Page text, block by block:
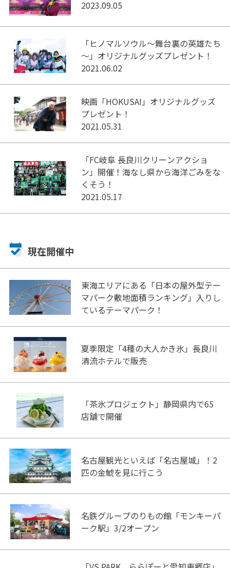
2023.09.05
「ヒノマルソウル～舞台裏の英雄たち
～」オリジナルグッズプレゼント！
2021.06.02
映画「HOKUSAI」オリジナルグッズ
プレゼント！
2021.05.31
「FC岐阜 長良川クリーンアクショ
ン」開催！海なし県から海洋ごみをな
くそう！
2021.05.17
現在開催中
東海エリアにある「日本の屋外型テー
マパーク敷地面積ランキング」入りし
ているテーマパーク！
夏季限定「4種の大人かき氷」長良川
清流ホテルで販売
「茶氷プロジェクト」静岡県内で65
店舗で開催
名古屋観光といえば「名古屋城」！2
匹の金鯱を見に行こう
名鉄グループのりもの館「モンキーパ
ーク駅」3/2オープン